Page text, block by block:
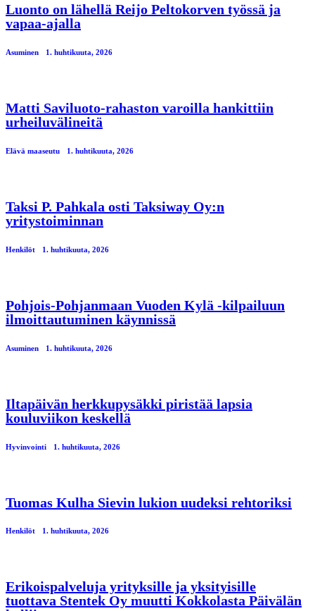
Luonto on lähellä Reijo Peltokorven työssä ja
vapaa-ajalla
Asuminen 1. huhtikuuta, 2026
Matti Saviluoto-rahaston varoilla hankittiin
urheiluvälineitä
Elävä maaseutu 1. huhtikuuta, 2026
Taksi P. Pahkala osti Taksiway Oy:n
yritystoiminnan
Henkilöt 1. huhtikuuta, 2026
Pohjois-Pohjanmaan Vuoden Kylä -kilpailuun
ilmoittautuminen käynnissä
Asuminen 1. huhtikuuta, 2026
Iltapäivän herkkupysäkki piristää lapsia
kouluviikon keskellä
Hyvinvointi 1. huhtikuuta, 2026
Tuomas Kulha Sievin lukion uudeksi rehtoriksi
Henkilöt 1. huhtikuuta, 2026
Erikoispalveluja yrityksille ja yksityisille
tuottava Stentek Oy muutti Kokkolasta Päivälän